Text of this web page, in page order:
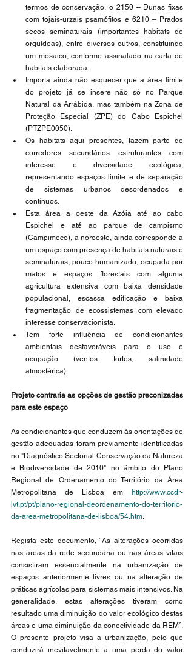
termos de conservação, o 2150 – Dunas fixas
com tojais-urzais psamófitos e 6210 – Prados
secos seminaturais (importantes habitats de
orquídeas), entre diversos outros, constituindo
um mosaico, conforme assinalado na carta de
habitats elaborada.
Importa ainda não esquecer que a área limite
do projeto já se insere não só no Parque
Natural da Arrábida, mas também na Zona de
Proteção Especial (ZPE) do Cabo Espichel
(PTZPE0050).
Os habitats aqui presentes, fazem parte de
corredores secundários estruturantes com
interesse e diversidade ecológica,
representando espaços limite e de separação
de sistemas urbanos desordenados e
contínuos.
Esta área a oeste da Azóia até ao cabo
Espichel e até ao parque de campismo
(Campimeco), a noroeste, ainda corresponde a
um espaço com presença de habitats naturais e
seminaturais, pouco humanizado, ocupada por
matos e espaços florestais com alguma
agricultura extensiva com baixa densidade
populacional, escassa edificação e baixa
fragmentação de ecossistemas com elevado
interesse conservacionista.
Tem forte influência de condicionantes
ambientais desfavoráveis para o uso e
ocupação (ventos fortes, salinidade
atmosférica).
Projeto contraria as opções de gestão preconizadas
para este espaço
As condicionantes que conduzem às orientações de
gestão adequadas foram previamente identificadas
no "Diagnóstico Sectorial Conservação da Natureza
e Biodiversidade de 2010" no âmbito do Plano
Regional de Ordenamento do Território da Área
Metropolitana de Lisboa em http://www.ccdr-
lvt.pt/pt/plano-regional-deordenamento-do-territorio-
da-area-metropolitana-de-lisboa/54.htm.
Regista este documento, “As alterações ocorridas
nas áreas da rede secundária ou nas áreas vitais
consistiram essencialmente na urbanização de
espaços anteriormente livres ou na alteração de
práticas agrícolas para sistemas mais intensivos. Na
generalidade, estas alterações tiveram como
resultado uma diminuição do valor ecológico destas
áreas e uma diminuição da conectividade da REM”.
O presente projeto visa a urbanização, pelo que
conduzirá inevitavelmente a uma perda do valor